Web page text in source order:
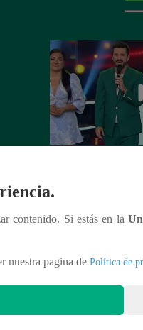
contenido. Si estás en la
nuestra pagina de Política de